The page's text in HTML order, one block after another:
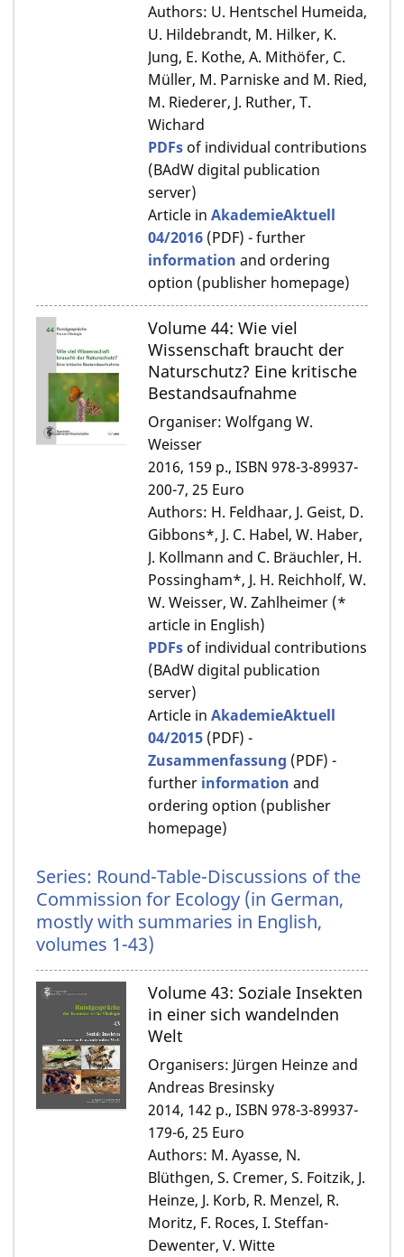
Authors: U. Hentschel Humeida,
U. Hildebrandt, M. Hilker, K.
Jung, E. Kothe, A. Mithöfer, C.
Müller, M. Parniske and M. Ried,
M. Riederer, J. Ruther, T.
Wichard
PDFs of individual contributions
(BAdW digital publication
server)
Article in AkademieAktuell
04/2016 (PDF) - further
information and ordering
option (publisher homepage)
Volume 44: Wie viel
Wissenschaft braucht der
Naturschutz? Eine kritische
Bestandsaufnahme
Organiser: Wolfgang W.
Weisser
2016, 159 p., ISBN 978-3-89937-
200-7, 25 Euro
Authors: H. Feldhaar, J. Geist, D.
Gibbons*, J. C. Habel, W. Haber,
J. Kollmann and C. Bräuchler, H.
Possingham*, J. H. Reichholf, W.
W. Weisser, W. Zahlheimer (*
article in English)
PDFs of individual contributions
(BAdW digital publication
server)
Article in AkademieAktuell
04/2015 (PDF) -
Zusammenfassung (PDF) -
further information and
ordering option (publisher
homepage)
Series: Round-Table-Discussions of the
Commission for Ecology (in German,
mostly with summaries in English,
volumes 1-43)
Volume 43: Soziale Insekten
in einer sich wandelnden
Welt
Organisers: Jürgen Heinze and
Andreas Bresinsky
2014, 142 p., ISBN 978-3-89937-
179-6, 25 Euro
Authors: M. Ayasse, N.
Blüthgen, S. Cremer, S. Foitzik, J.
Heinze, J. Korb, R. Menzel, R.
Moritz, F. Roces, I. Steffan-
Dewenter, V. Witte